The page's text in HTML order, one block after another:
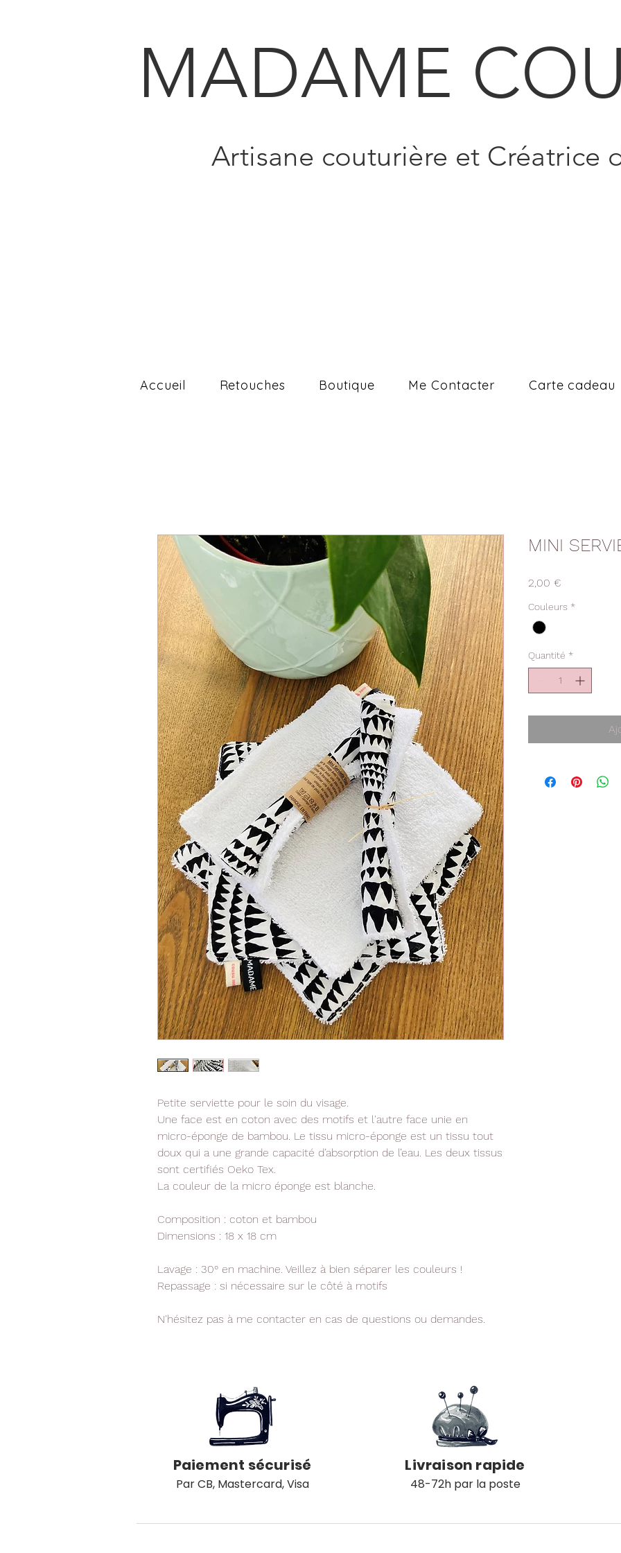
MADAME
Artisane couturière et Créatrice
Accueil Retouches Boutique Me Contacter Carte cadeau
Petite serviette pour le soin du visage.
Une face est en coton avec des motifs et l'autre face unie en
micro-éponge de bambou. Le tissu micro-éponge est un tissu tout
doux qui a une grande capacité d’absorption de l’eau. Les deux tissus
sont certifiés Oeko Tex.
La couleur de la micro éponge est blanche.
Composition : coton et bambou
Dimensions : 18 x 18 cm
Lavage : 30° en machine. Veillez à bien séparer les couleurs !
Repassage : si nécessaire sur le côté à motifs
N'hésitez pas à me contacter en cas de questions ou demandes.
MINI
2,00 €
Couleurs *
Quantité *
Paiement sécurisé
Par CB, Mastercard, Visa
Livraison rapide
48-72h par la poste